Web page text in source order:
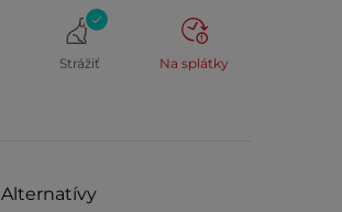
Strážiť Na splátky
Alternatívy